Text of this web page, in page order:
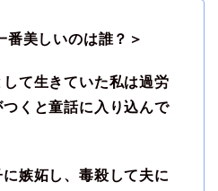
美しいのは誰？＞
て生きていた私は過労
くと童話に入り込んで
嫉妬し、毒殺して夫に